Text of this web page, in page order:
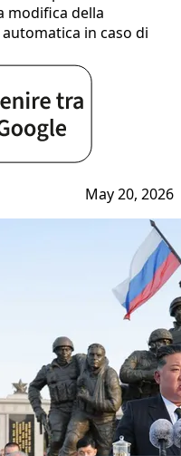
modifica della
in caso di
May 20, 2026